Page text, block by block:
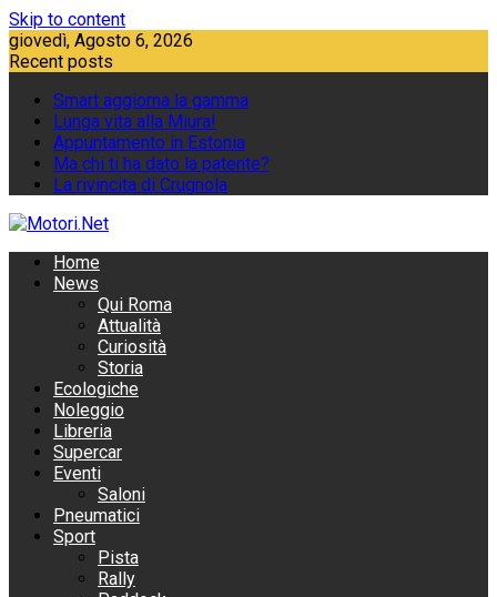
Skip to content
giovedì, Agosto 6, 2026
Recent posts
Smart aggiorna la gamma
Lunga vita alla Miura!
Appuntamento in Estonia
Ma chi ti ha dato la patente?
La rivincita di Crugnola
Home
News
Qui Roma
Attualità
Curiosità
Storia
Ecologiche
Noleggio
Libreria
Supercar
Eventi
Saloni
Pneumatici
Sport
Pista
Rally